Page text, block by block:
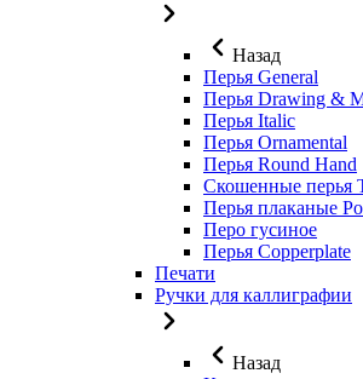
Назад
Перья General
Перья Drawing &
Перья Italic
Перья Ornamental
Перья Round Hand
Скошенные перья
Перья плаканые
Перо гусиное
Перья Copperplate
Печати
Ручки для каллиграфии
Назад